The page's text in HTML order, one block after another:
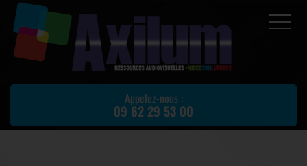
Appelez-nous :
09 62 29 53 00
Accueil
Prestations
Location de matériel